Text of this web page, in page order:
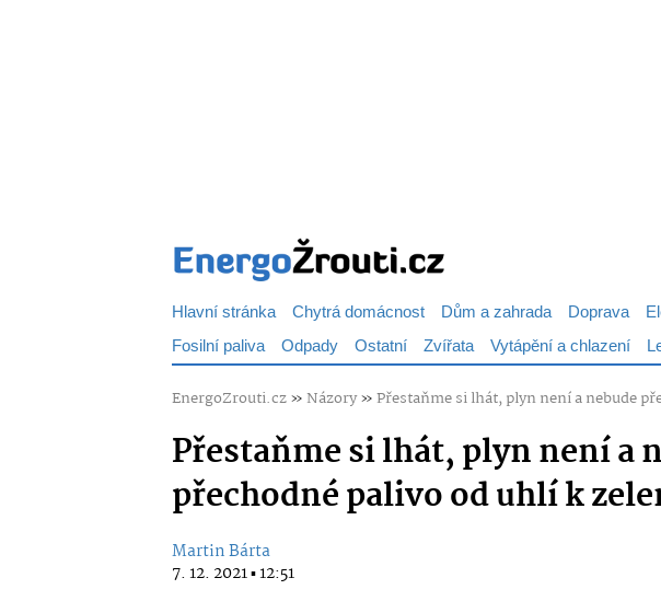
Hlavní stránka Chytrá domácnost Dům a zahrada Doprava
Fosilní paliva Odpady Ostatní Zvířata Vytápění a chlazení
EnergoZrouti.cz»Názory»Přestaňme si lhát, plyn není a nebude
Přestaňme si lhát, plyn není a
přechodné palivo od uhlí k
Martin Bárta
7. 12. 2021 ▪ 12:51